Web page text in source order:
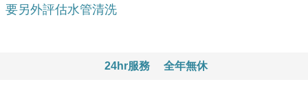
要另外評估水管清洗
24hr服務 全年無休